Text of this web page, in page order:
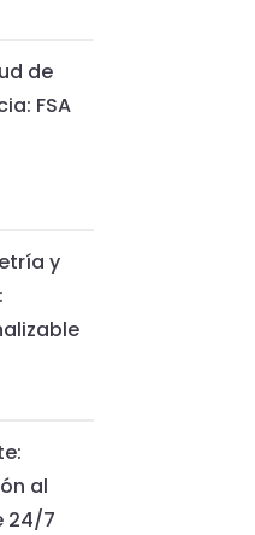
de
FSA
y
al
24/7